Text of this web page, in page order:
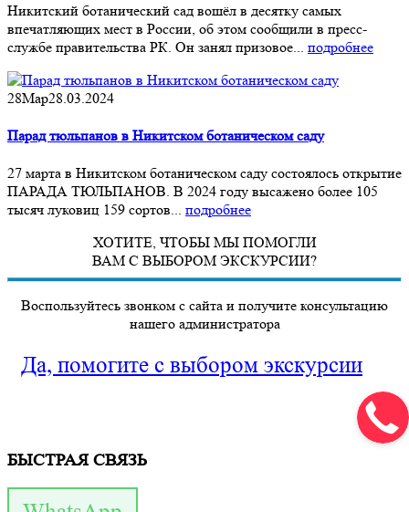
Никитский ботанический сад вошёл в десятку самых
впечатляющих мест в России, об этом сообщили в пресс-
службе правительства РК. Он занял призовое... подробнее
28Мар28.03.2024
Парад тюльпанов в Никитском ботаническом саду
27 марта в Никитском ботаническом саду состоялось открытие
ПАРАДА ТЮЛЬПАНОВ. В 2024 году высажено более 105
тысяч луковиц 159 сортов... подробнее
ХОТИТЕ, ЧТОБЫ МЫ ПОМОГЛИ
ВАМ С ВЫБОРОМ ЭКСКУРСИИ?
Воспользуйтесь звонком с сайта и получите консультацию
нашего администратора
Да, помогите с выбором экскурсии
БЫСТРАЯ СВЯЗЬ